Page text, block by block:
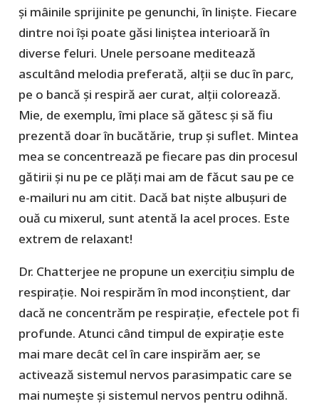
și mâinile sprijinite pe genunchi, în liniște. Fiecare
dintre noi își poate găsi liniștea interioară în
diverse feluri. Unele persoane meditează
ascultând melodia preferată, alții se duc în parc,
pe o bancă și respiră aer curat, alții colorează.
Mie, de exemplu, îmi place să gătesc și să fiu
prezentă doar în bucătărie, trup și suflet. Mintea
mea se concentrează pe fiecare pas din procesul
gătirii și nu pe ce plăți mai am de făcut sau pe ce
e-mailuri nu am citit. Dacă bat niște albușuri de
ouă cu mixerul, sunt atentă la acel proces. Este
extrem de relaxant!
Dr. Chatterjee ne propune un exercițiu simplu de
respirație. Noi respirăm în mod inconștient, dar
dacă ne concentrăm pe respirație, efectele pot fi
profunde. Atunci când timpul de expirație este
mai mare decât cel în care inspirăm aer, se
activează sistemul nervos parasimpatic care se
mai numește și sistemul nervos pentru odihnă.